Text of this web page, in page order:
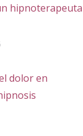
hipnoterapeuta
dolor en